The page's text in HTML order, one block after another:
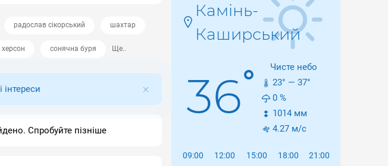
радослав сікорський шахтар
херсон сонячна буря Ще..
інтереси
Спробуйте пізніше
Камінь-
Каширський
36°
Чисте небо
23° — 37°
0 %
1014 мм
4.27 м/с
09:00 12:00 15:00 18:00 21:00